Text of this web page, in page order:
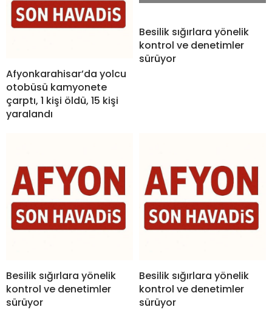
Afyonkarahisar’da yolcu
otobüsü kamyonete
çarptı, 1 kişi öldü, 15 kişi
yaralandı
Besilik sığırlara yönelik
kontrol ve denetimler
sürüyor
Besilik sığırlara yönelik
kontrol ve denetimler
sürüyor
Besilik sığırlara yönelik
kontrol ve denetimler
sürüyor